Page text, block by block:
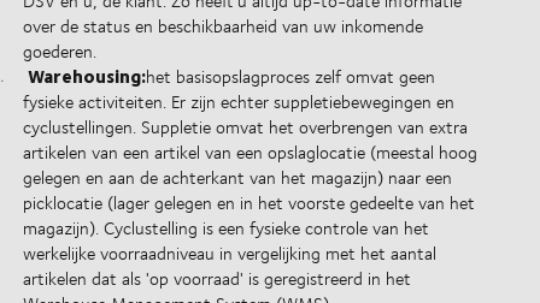
over de status en beschikbaarheid van uw inkomende
goederen.
Warehousing:het basisopslagproces zelf omvat geen
fysieke activiteiten. Er zijn echter suppletiebewegingen en
cyclustellingen. Suppletie omvat het overbrengen van extra
artikelen van een artikel van een opslaglocatie (meestal hoog
gelegen en aan de achterkant van het magazijn) naar een
picklocatie (lager gelegen en in het voorste gedeelte van het
magazijn). Cyclustelling is een fysieke controle van het
werkelijke voorraadniveau in vergelijking met het aantal
artikelen dat als 'op voorraad' is geregistreerd in het